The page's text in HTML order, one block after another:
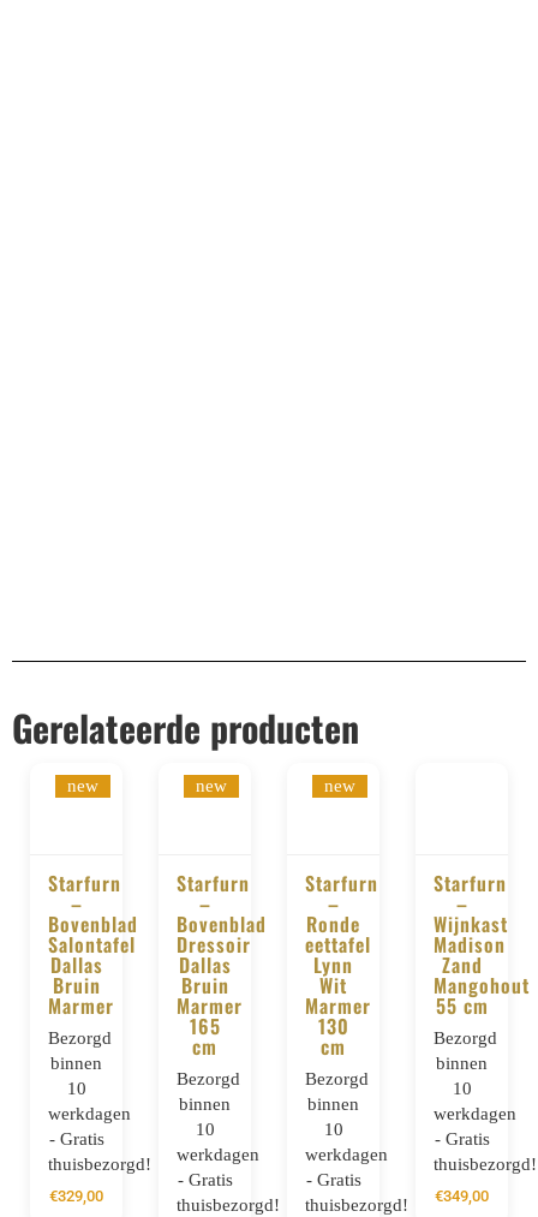
Gerelateerde producten
BESTELLEN
new
Starfurn
–
Bovenblad
Salontafel
Dallas
Bruin
Marmer
Bezorgd
binnen
10
werkdagen
- Gratis
thuisbezorgd!
€329,00
BESTELLEN
new
Starfurn
–
Bovenblad
Dressoir
Dallas
Bruin
Marmer
165
cm
Bezorgd
binnen
10
werkdagen
- Gratis
thuisbezorgd!
BESTELLEN
new
Starfurn
–
Ronde
eettafel
Lynn
Wit
Marmer
130
cm
Bezorgd
binnen
10
werkdagen
- Gratis
thuisbezorgd!
BESTELLEN
Starfurn
–
Wijnkast
Madison
Zand
Mangohout
55 cm
Bezorgd
binnen
10
werkdagen
- Gratis
thuisbezorgd!
€349,00